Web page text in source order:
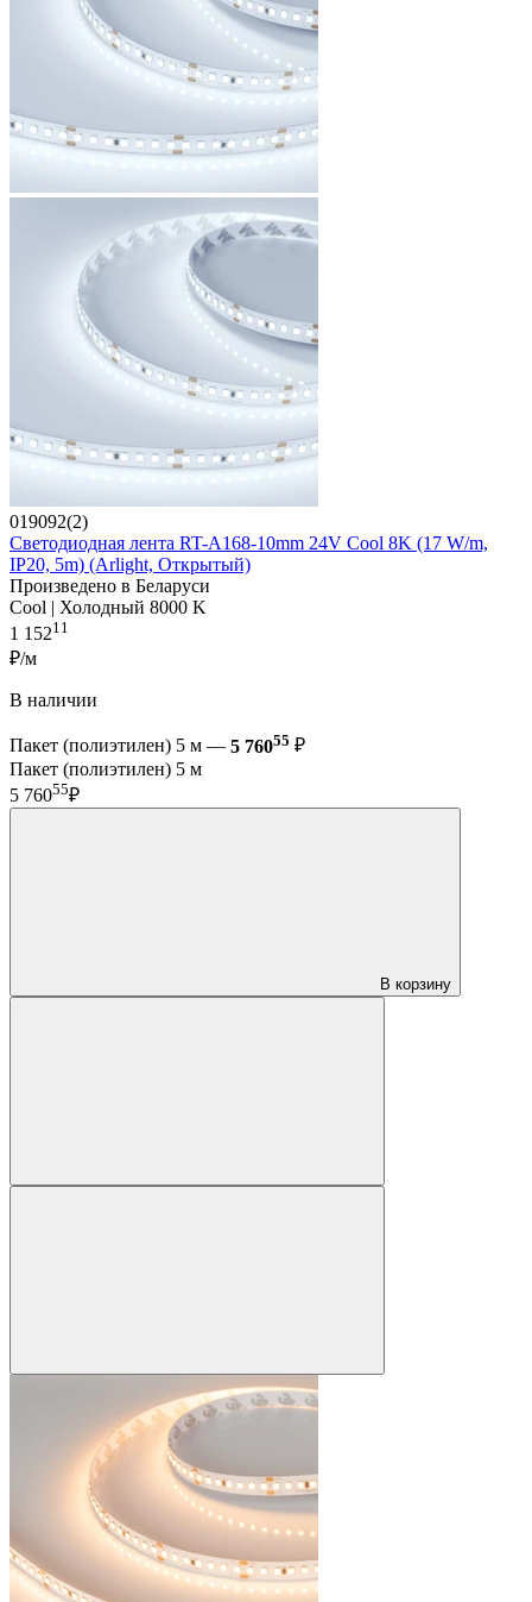
019092(2)
Светодиодная лента RT-A168-10mm 24V Cool 8K (17 W/m,
IP20, 5m) (Arlight, Открытый)
Произведено в Беларуси
Cool | Холодный 8000 K
1 15211
₽/м
В наличии
Пакет (полиэтилен) 5 м — 5 76055 ₽
Пакет (полиэтилен) 5 м
5 76055₽
В корзину